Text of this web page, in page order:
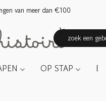
van meer dan €100
zoek een
OP STAP